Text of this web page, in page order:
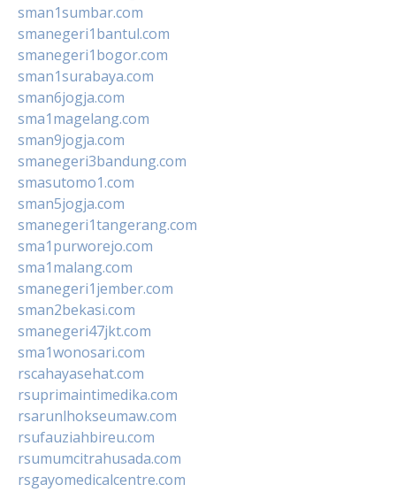
sman1sumbar.com
smanegeri1bantul.com
smanegeri1bogor.com
sman1surabaya.com
sman6jogja.com
sma1magelang.com
sman9jogja.com
smanegeri3bandung.com
smasutomo1.com
sman5jogja.com
smanegeri1tangerang.com
sma1purworejo.com
sma1malang.com
smanegeri1jember.com
sman2bekasi.com
smanegeri47jkt.com
sma1wonosari.com
rscahayasehat.com
rsuprimaintimedika.com
rsarunlhokseumaw.com
rsufauziahbireu.com
rsumumcitrahusada.com
rsgayomedicalcentre.com